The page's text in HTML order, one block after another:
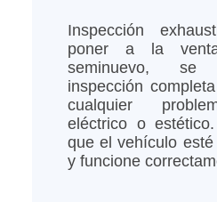
Inspección
poner a la
seminuevo,
inspección
cualquier
eléctrico o
que el vehículo
y funcione